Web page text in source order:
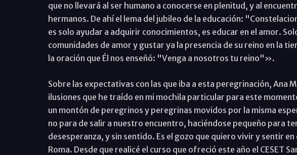
que no llevará al ser humano a conocerse en plenitud, y al
hermanos. De ahí el lema del jubileo de la educación:
es solo ayudar a adquirir conocimientos, es educar en el amor.
comunidades de amor y gustar ya la presencia de su reino en la
la oración que Él nos enseñó: "Venga a nosotros tu reino"».
Sobre las expectativas con las que iba a esta peregrinación, Ana
ilusiones que he traído en mi mochila particular para este
un montón de peregrinos y peregrinas movidos por la misma
no para de salir a nuestro encuentro, haciéndose pequeño para
desesperanza, y sin sentido. Es el gozo que quiero vivir y sentir
Roma. Desde que realicé el curso que ofreció este año el CESET